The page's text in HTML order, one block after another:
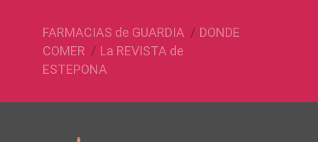
FARMACIAS de GUARDIA
DONDE
COMER
La REVISTA de
ESTEPONA